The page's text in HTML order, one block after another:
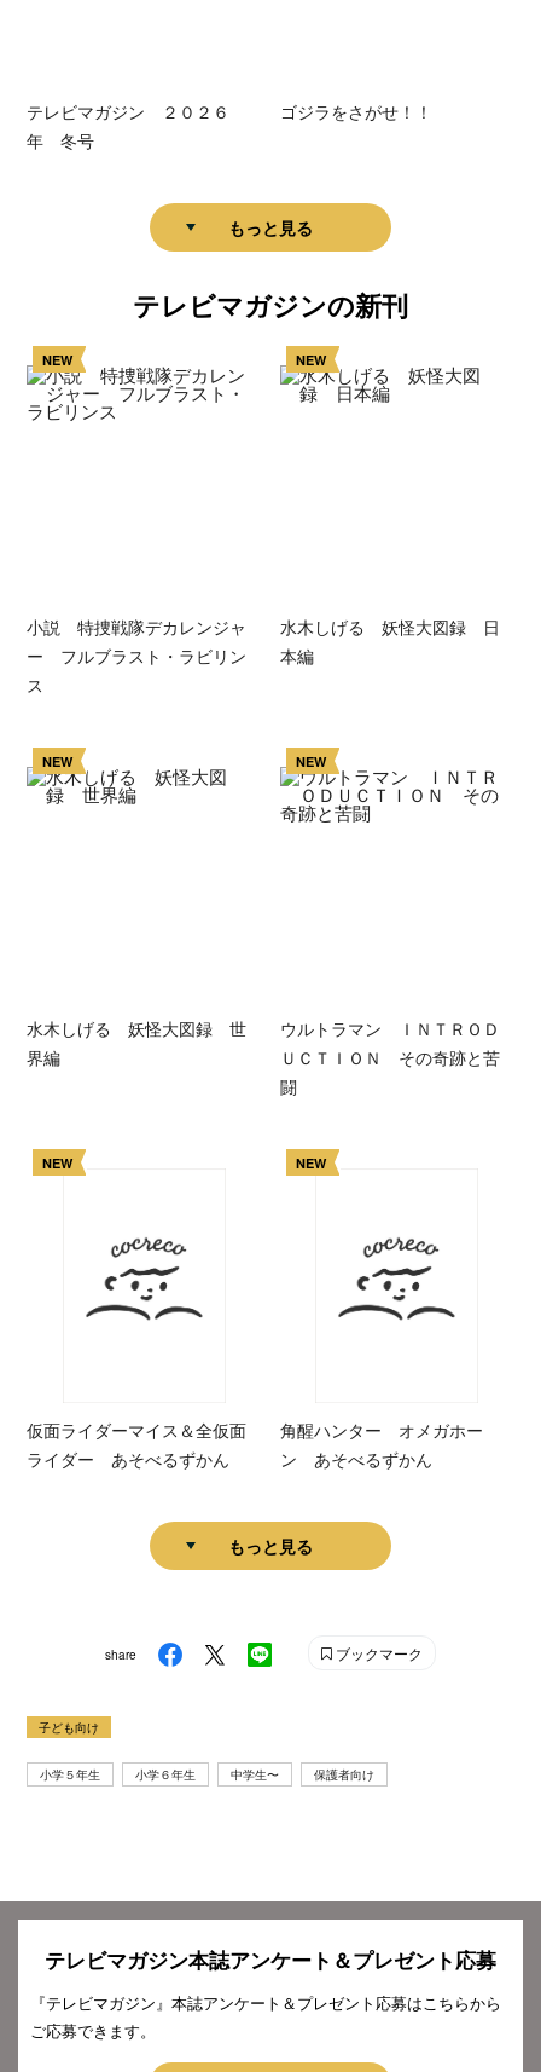
テレビマガジン ２０２６
年 冬号
ゴジラをさがせ！！
もっと見る
テレビマガジンの新刊
NEW
小説 特捜戦隊デカレンジャ
ー フルブラスト・ラビリン
ス
NEW
水木しげる 妖怪大図録 日
本編
NEW
水木しげる 妖怪大図録 世
界編
NEW
ウルトラマン ＩＮＴＲＯＤ
ＵＣＴＩＯＮ その奇跡と苦
闘
NEW
仮面ライダーマイス＆全仮面
ライダー あそべるずかん
NEW
角醒ハンター オメガホー
ン あそべるずかん
もっと見る
share ブックマーク
子ども向け
小学５年生 小学６年生 中学生〜 保護者向け
テレビマガジン本誌アンケート＆プレゼント応募
『テレビマガジン』本誌アンケート＆プレゼント応募はこちらから
ご応募できます。